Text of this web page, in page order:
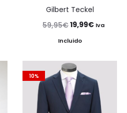
Gilbert Teckel
59,95€El
precio
era:
59,95€.
19,99€El
19,99€.
Iva
Incluido
10%